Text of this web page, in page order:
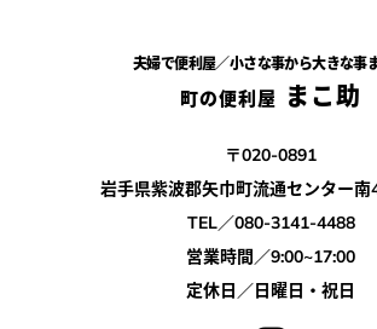
夫婦で便利屋／小さな事から大きな事
町の便利屋 まこ助
〒020-0891
岩手県紫波郡矢巾町流通センター
TEL／080-3141-4488
営業時間／9:00~17:00
定休日／日曜日・祝日